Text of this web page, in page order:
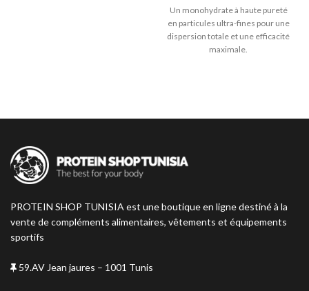
Un monohydrate à haute pureté
en particules ultra-fines pour une
dispersion totale et une efficacité
maximale.
PROTEIN SHOP TUNISIA est une boutique en ligne destiné à la
vente de compléments alimentaires, vêtements et équipements
sportifs
59.AV Jean jaures – 1001 Tunis